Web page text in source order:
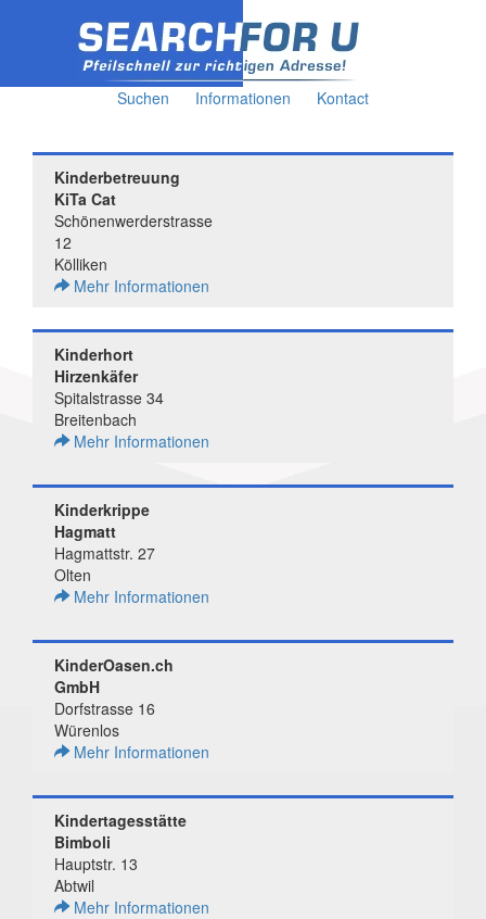
Suchen Informationen Kontact
Kinderbetreuung
KiTa Cat
Schönenwerderstrasse
12
Kölliken
Mehr Informationen
Kinderhort
Hirzenkäfer
Spitalstrasse 34
Breitenbach
Mehr Informationen
Kinderkrippe
Hagmatt
Hagmattstr. 27
Olten
Mehr Informationen
KinderOasen.ch
GmbH
Dorfstrasse 16
Würenlos
Mehr Informationen
Kindertagesstätte
Bimboli
Hauptstr. 13
Abtwil
Mehr Informationen